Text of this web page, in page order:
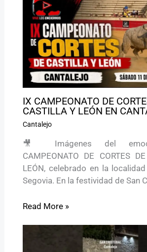
IX CAMPEONATO DE
CASTILLA Y LEÓN EN
Cantalejo
🎥 Imágenes del
CAMPEONATO DE CORTES
LEÓN, celebrado en la
Segovia. En la festividad de San
Read More »